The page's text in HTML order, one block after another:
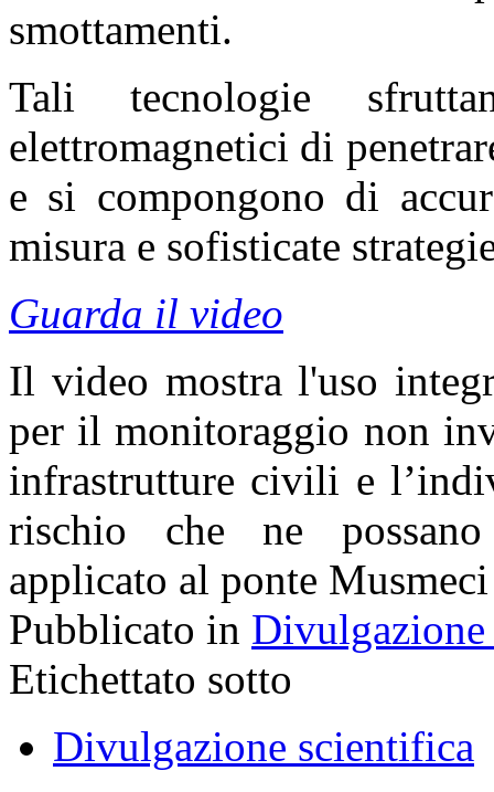
smottamenti.
Tali tecnologie
elettromagnetici di
e si compongono di
misura e sofisticate
Guarda il video
Il video mostra l'uso
per il monitoraggio non
infrastrutture civili e
rischio che ne
applicato al ponte
Pubblicato in
Etichettato sotto
Divulgazione scientifica